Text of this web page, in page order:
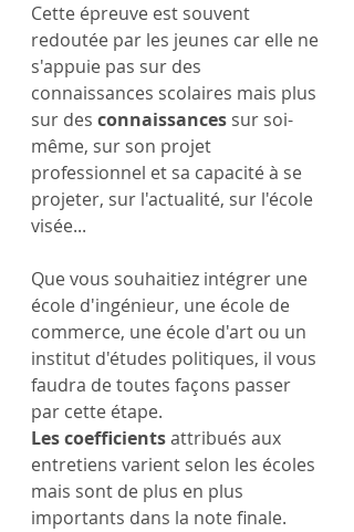
Cette épreuve est souvent
redoutée par les jeunes car elle ne
s'appuie pas sur des
connaissances scolaires mais plus
sur des connaissances sur soi-
même, sur son projet
professionnel et sa capacité à se
projeter, sur l'actualité, sur l'école
visée...
Que vous souhaitiez intégrer une
école d'ingénieur, une école de
commerce, une école d'art ou un
institut d'études politiques, il vous
faudra de toutes façons passer
par cette étape.
Les coefficients attribués aux
entretiens varient selon les écoles
mais sont de plus en plus
importants dans la note finale.